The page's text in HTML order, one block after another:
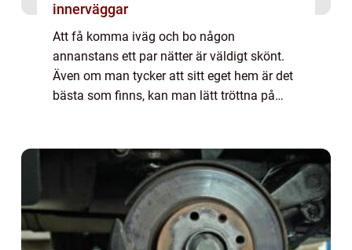
innerväggar
Att få komma iväg och bo någon
annanstans ett par nätter är väldigt skönt.
Även om man tycker att sitt eget hem är det
bästa som finns, kan man lätt tröttna på